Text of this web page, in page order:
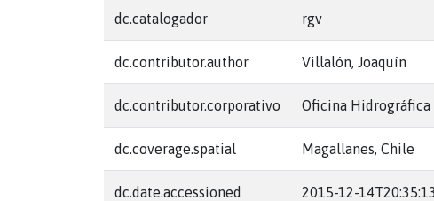
dc.catalogador rgv
dc.contributor.author Villalón, Joaquín
dc.contributor.corporativo Oficina Hidrográfica
dc.coverage.spatial Magallanes, Chile
dc.date.accessioned 2015-12-